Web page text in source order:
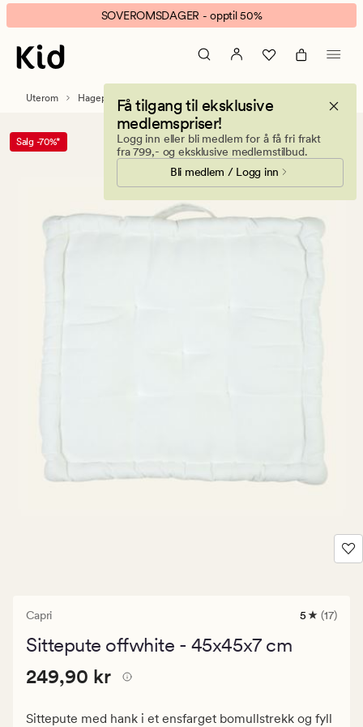
Capri
sittepute
offwhite
banner.
Klikk
ESCAPE
pause.
SOVEROMSDAGER - opptil 50%
Få tilgang til eksklusive
medlemspriser!
Logg inn eller bli medlem for å få fri frakt
fra 799,- og eksklusive medlemstilbud.
Bli medlem / Logg inn
Uterom Hageputer
Salg -70%*
Capri
17
5 (17)
Sittepute offwhite - 45x45x7 cm
Pris
249,90
kr.
Pris 249,90 kr
249,90 kr
Sittepute med hank i et ensfarget bomullstrekk og fyll